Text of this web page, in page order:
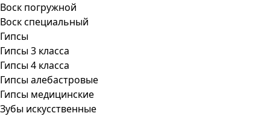
Воск погружной
Воск специальный
Гипсы
Гипсы 3 класса
Гипсы 4 класса
Гипсы алебастровые
Гипсы медицинские
Зубы искусственные